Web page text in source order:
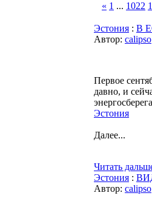
« 1 ... 1022
Эстония : В
Автор: calipso
Первое
давно, и
Эстония
Далее...
Читать
Эстония :
Автор: calipso